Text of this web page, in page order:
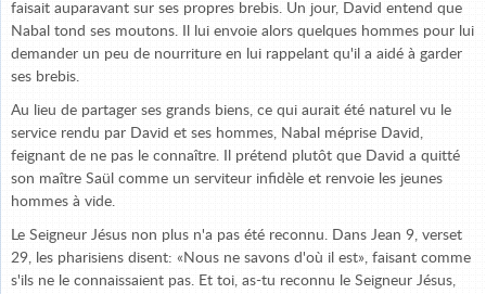
faisait auparavant sur ses propres brebis. Un jour, David entend que
Nabal tond ses moutons. Il lui envoie alors quelques hommes pour lui
demander un peu de nourriture en lui rappelant qu'il a aidé à garder
ses brebis.
Au lieu de partager ses grands biens, ce qui aurait été naturel vu le
service rendu par David et ses hommes, Nabal méprise David,
feignant de ne pas le connaître. Il prétend plutôt que David a quitté
son maître Saül comme un serviteur infidèle et renvoie les jeunes
hommes à vide.
Le Seigneur Jésus non plus n'a pas été reconnu. Dans Jean 9, verset
29, les pharisiens disent: «Nous ne savons d'où il est», faisant comme
s'ils ne le connaissaient pas. Et toi, as-tu reconnu le Seigneur Jésus,